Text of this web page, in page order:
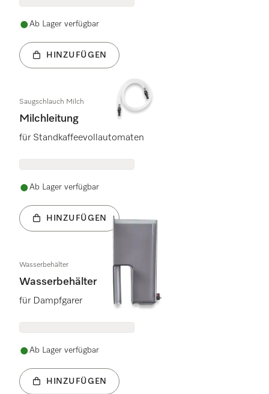
Ab Lager verfügbar
HINZUFÜGEN
Saugschlauch Milch
Milchleitung
für Standkaffeevollautomaten
Ab Lager verfügbar
HINZUFÜGEN
Wasserbehälter
Wasserbehälter
für Dampfgarer
Ab Lager verfügbar
HINZUFÜGEN